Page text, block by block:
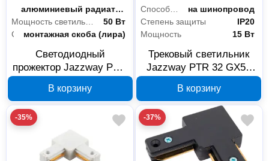
Система охлаждения
алюминиевый радиатор
50 Вт
Способ установкимонтажная скоба (лира)
Светодиодный
прожектор Jazzway PFL-
LOWTEMP IP65 5057678
В корзину
Способ установки
на шинопровод
Степень защиты
IP20
Мощность
15 Вт
Трековый светильник
Jazzway PTR 32 GX53
В корзину
-35% -37%